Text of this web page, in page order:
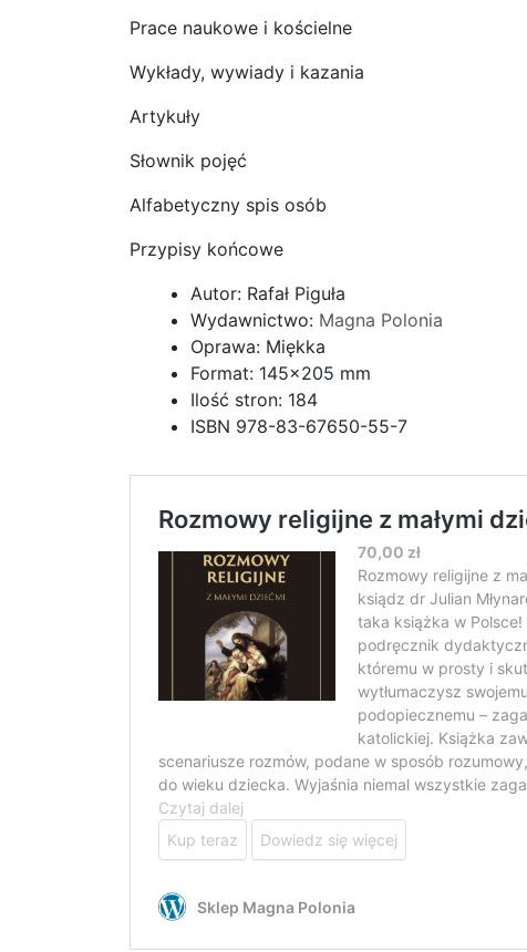
Prace naukowe i kościelne
Wykłady, wywiady i kazania
Artykuły
Słownik pojęć
Alfabetyczny spis osób
Przypisy końcowe
Autor: Rafał Piguła
Wydawnictwo: Magna Polonia
Oprawa: Miękka
Format: 145×205 mm
Ilość stron: 184
ISBN 978-83-67650-55-7